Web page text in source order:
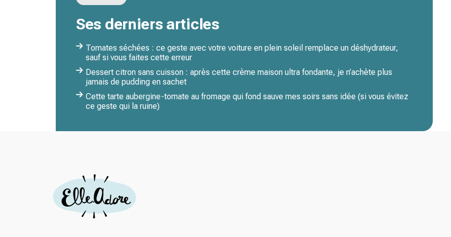
Ses derniers articles
Tomates séchées : ce geste avec votre voiture en plein soleil remplace un déshydrateur,
sauf si vous faites cette erreur
Dessert citron sans cuisson : après cette crème maison ultra fondante, je n’achète plus
jamais de pudding en sachet
Cette tarte aubergine-tomate au fromage qui fond sauve mes soirs sans idée (si vous évitez
ce geste qui la ruine)